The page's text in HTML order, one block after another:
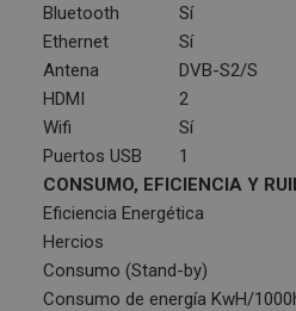
Bluetooth
Sí
Ethernet
Sí
Antena
DVB-S2/S
HDMI
2
Wifi
Sí
Puertos USB
1
CONSUMO, EFICIENCIA Y
Eficiencia Energética
Hercios
Consumo (Stand-by)
Consumo de energía KwH/